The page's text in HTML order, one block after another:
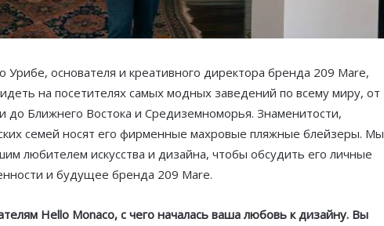
основателя и креативного директора бренда 209 Mare,
на посетителях самых модных заведений по всему миру, от
Ближнего Востока и Средиземноморья. Знаменитости,
семей носят его фирменные махровые пляжные блейзеры. Мы
любителем искусства и дизайна, чтобы обсудить его личные
и будущее бренда 209 Mare.
Hello Monaco, с чего началась ваша любовь к дизайну. Вы